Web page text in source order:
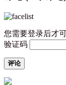
您需要登录后才
验证码
评论